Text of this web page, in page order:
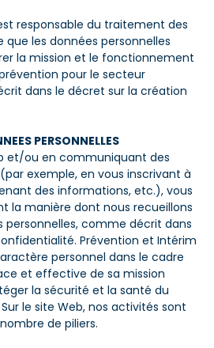
responsable du traitement des
que les données personnelles
la mission et le fonctionnement
pour le secteur
dans le décret sur la création
PERSONNELLES
et/ou en communiquant des
exemple, en vous inscrivant à
des informations, etc.), vous
la manière dont nous recueillons
personnelles, comme décrit dans
Prévention et Intérim
personnel dans le cadre
et effective de sa mission
la sécurité et la santé du
le site Web, nos activités sont
de piliers.